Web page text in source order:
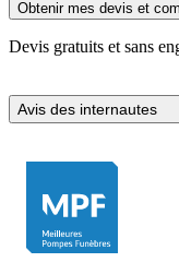
Devis gratuits et sans
Avis des internautes